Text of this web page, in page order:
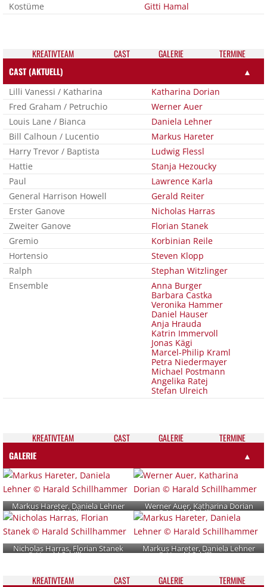
Kostüme
Gitti Hamal
KREATIV­TEAM CAST GALE­RIE
TER­MI­NE
CAST (AKTUELL)
▲
Lilli Vanessi / Katharina
Katharina Dorian
Fred Graham / Petruchio
Werner Auer
Louis Lane / Bianca
Daniela Lehner
Bill Calhoun / Lucentio
Markus Hareter
Harry Trevor / Baptista
Ludwig Flessl
Hattie
Stanja Hezoucky
Paul
Lawrence Karla
General Harrison Howell
Gerald Reiter
Erster Ganove
Nicholas Harras
Zweiter Ganove
Florian Stanek
Gremio
Korbinian Reile
Hortensio
Steven Klopp
Ralph
Stephan Witzlinger
Ensemble
Anna Burger
Barbara Castka
Veronika Hammer
Daniel Hauser
Anja Hrauda
Katrin Immervoll
Jonas Kägi
Marcel-Philip Kraml
Petra Niedermayer
Michael Postmann
Angelika Ratej
Stefan Ulreich
KREATIV­TEAM CAST GALE­RIE
TER­MI­NE
GALERIE
▲
Markus Hareter, Daniela Lehner
© Harald Schillhammer
Werner Auer, Katharina Dorian
© Harald Schillhammer
Nicholas Harras, Florian Stanek
© Harald Schillhammer
Markus Hareter, Daniela Lehner
© Harald Schillhammer
KREATIV­TEAM CAST GALE­RIE
TER­MI­NE